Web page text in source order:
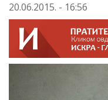
20.06.2015. - 16:56